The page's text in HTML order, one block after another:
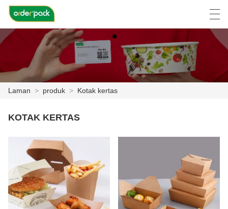
PRODUK
TENTANG KITA
BERITA
KES
Deutsch
Laman > produk > Kotak kertas
KOTAK KERTAS